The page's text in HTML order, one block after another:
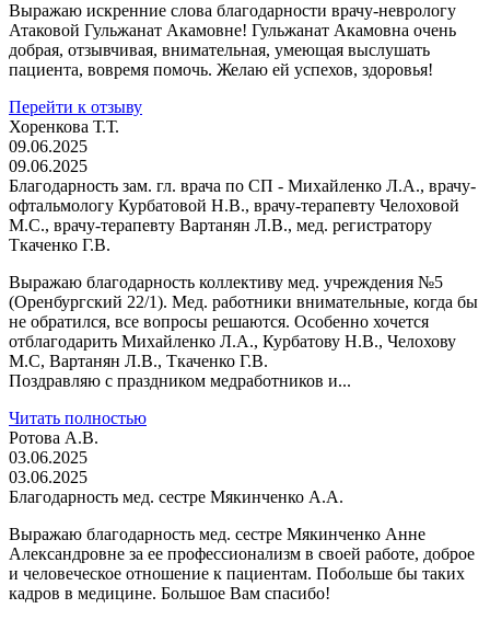
Выражаю искренние слова благодарности врачу-неврологу
Атаковой Гульжанат Акамовне! Гульжанат Акамовна очень
добрая, отзывчивая, внимательная, умеющая выслушать
пациента, вовремя помочь. Желаю ей успехов, здоровья!
Перейти к отзыву
Хоренкова Т.Т.
09.06.2025
09.06.2025
Благодарность зам. гл. врача по СП - Михайленко Л.А., врачу-
офтальмологу Курбатовой Н.В., врачу-терапевту Челоховой
М.С., врачу-терапевту Вартанян Л.В., мед. регистратору
Ткаченко Г.В.
Выражаю благодарность коллективу мед. учреждения №5
(Оренбургский 22/1). Мед. работники внимательные, когда бы
не обратился, все вопросы решаются. Особенно хочется
отблагодарить Михайленко Л.А., Курбатову Н.В., Челохову
М.С, Вартанян Л.В., Ткаченко Г.В.
Поздравляю с праздником медработников и...
Читать полностью
Ротова А.В.
03.06.2025
03.06.2025
Благодарность мед. сестре Мякинченко А.А.
Выражаю благодарность мед. сестре Мякинченко Анне
Александровне за ее профессионализм в своей работе, доброе
и человеческое отношение к пациентам. Побольше бы таких
кадров в медицине. Большое Вам спасибо!